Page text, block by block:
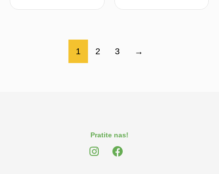
1 2 3 →
Pratite nas!